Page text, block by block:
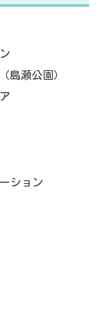
島瀬公園）
ション